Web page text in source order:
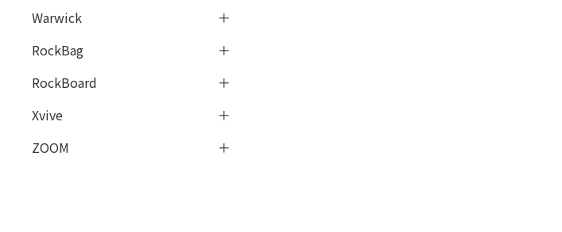
Warwick
RockBag
RockBoard
Xvive
ZOOM